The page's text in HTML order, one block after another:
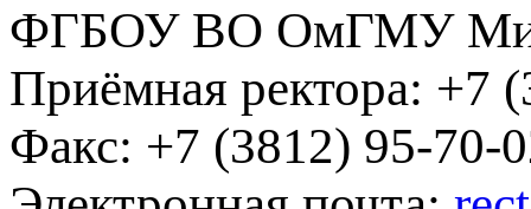
ФГБОУ ВО ОмГМУ
Приёмная ректора: +7
Факс: +7 (3812) 95-70-